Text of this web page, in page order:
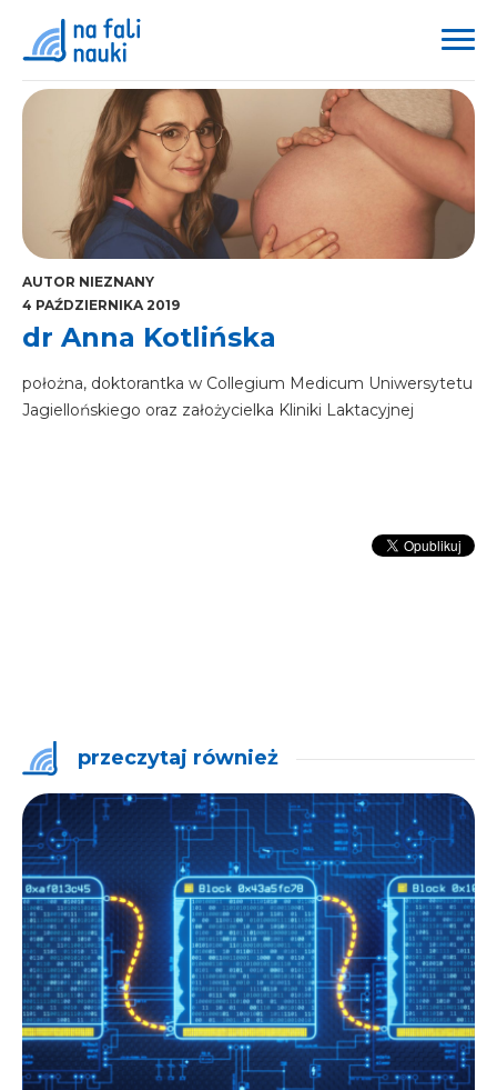
AUTOR NIEZNANY
4 PAŹDZIERNIKA 2019
dr Anna Kotlińska
położna, doktorantka w Collegium Medicum Uniwersytetu
Jagiellońskiego oraz założycielka Kliniki Laktacyjnej
przeczytaj również